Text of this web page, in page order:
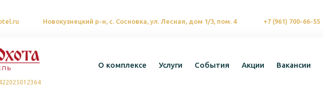
Новокузнецкий р-н, с. Сосновка, ул. Лесная, дом 1/3, пом. 4 +7 (961) 700-66-55
О комплексе Услуги События Акции Вакансии